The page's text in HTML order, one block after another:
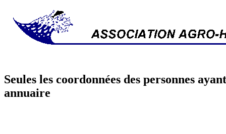
Seules les coordonnées des personnes
annuaire